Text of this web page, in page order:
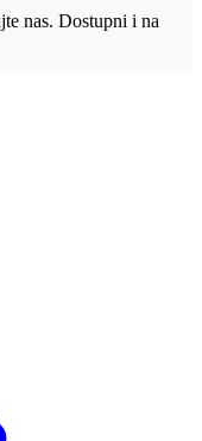
nas. Dostupni i na